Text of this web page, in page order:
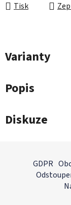
Tisk
Varianty
Popis
Diskuze
GDPR